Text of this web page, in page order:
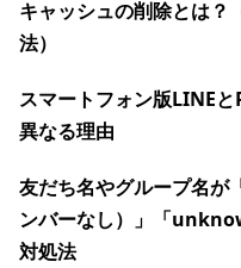
キャッシュの削除とは？
法）
スマートフォン版LINE
異なる理由
友だち名やグループ名が
ンバーなし）」「
対処法